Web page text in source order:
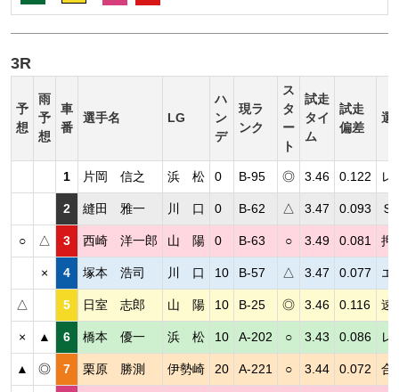
3R
予
想
雨
予
想
車
番
選手名 LG
ハ
ン
デ
現ラ
ンク
ス
タ
ー
ト
試走
タイ
ム
試走
偏差
選
1 片岡 信之 浜 松 0 B-95 ◎ 3.46 0.122 レ
2 縫田 雅一 川 口 0 B-62 △ 3.47 0.093 Ｓ
○ △ 3 西崎 洋一郎 山 陽 0 B-63 ○ 3.49 0.081 押
× 4 塚本 浩司 川 口 10 B-57 △ 3.47 0.077 エ
△ 5 日室 志郎 山 陽 10 B-25 ◎ 3.46 0.116 速
× ▲ 6 橋本 優一 浜 松 10 A-202 ○ 3.43 0.086 レ
▲ ◎ 7 栗原 勝測 伊勢崎 20 A-221 ○ 3.44 0.072 合